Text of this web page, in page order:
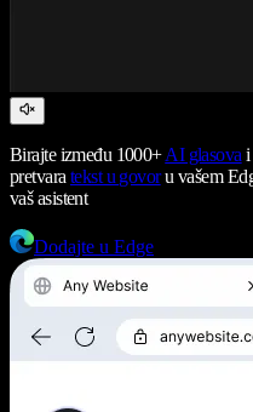
Birajte između 1000+AI glasova i
pretvara tekst u govoru vašem
vaš asistent
Dodajte u Edge